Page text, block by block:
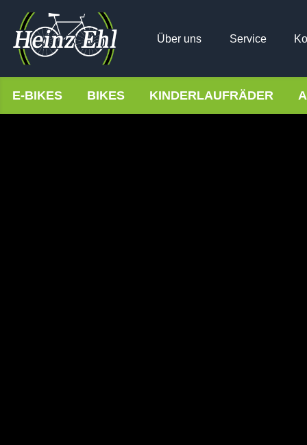
Über uns Service
E-BIKES BIKES KINDERLAUFRÄDER